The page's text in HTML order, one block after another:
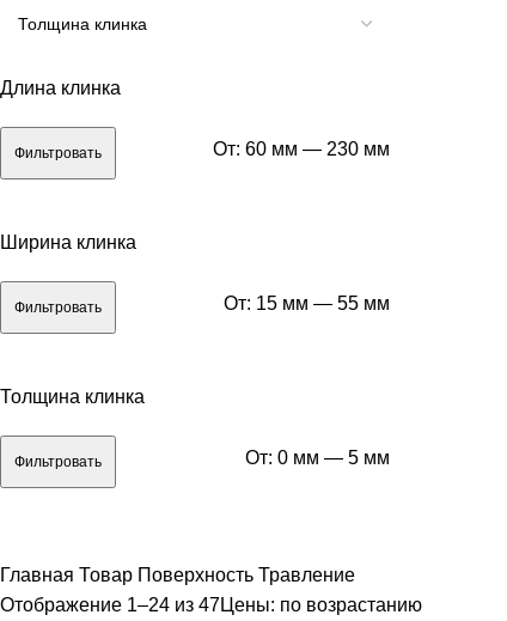
Длина клинка
Фильтровать От: 60 мм — 230 мм
Ширина клинка
Фильтровать От: 15 мм — 55 мм
Толщина клинка
Фильтровать От: 0 мм — 5 мм
Главная Товар Поверхность Травление
Отображение 1–24 из 47Цены: по возрастанию